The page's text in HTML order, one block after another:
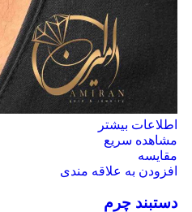
اطلاعات بیشتر
مشاهده سریع
مقایسه
افزودن به علاقه مندی
دستبند چرم